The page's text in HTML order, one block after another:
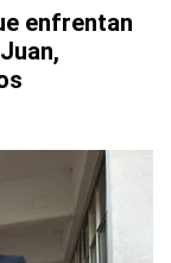
enfrentan